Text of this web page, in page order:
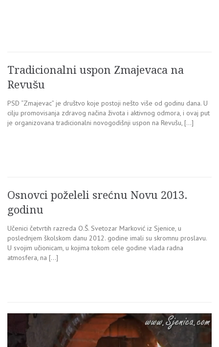
Tradicionalni uspon Zmajevaca na
Revušu
PSD “Zmajevac” je društvo koje postoji nešto više od godinu dana. U
cilju promovisanja zdravog načina života i aktivnog odmora, i ovaj put
je organizovana tradicionalni novogodišnji uspon na Revušu, […]
Osnovci poželeli srećnu Novu 2013.
godinu
Učenici četvrtih razreda O.Š. Svetozar Marković iz Sjenice, u
poslednjem školskom danu 2012. godine imali su skromnu proslavu.
U svojim učionicam, u kojima tokom cele godine vlada radna
atmosfera, na […]